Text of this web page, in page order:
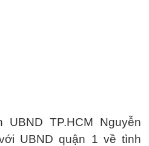
TP.HCM Nguyễn
UBND quận 1 về tình